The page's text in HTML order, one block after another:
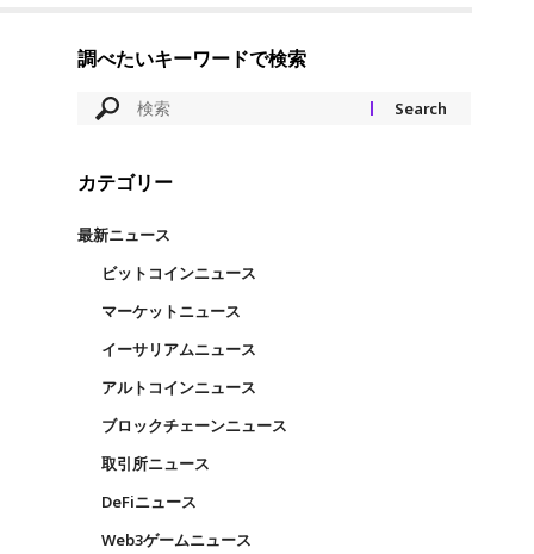
調べたいキーワードで検索
カテゴリー
最新ニュース
ビットコインニュース
マーケットニュース
イーサリアムニュース
アルトコインニュース
ブロックチェーンニュース
取引所ニュース
DeFiニュース
Web3ゲームニュース